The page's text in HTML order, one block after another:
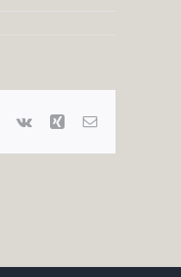
Pinterest
Vk Xing Email